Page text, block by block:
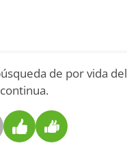
de por vida del